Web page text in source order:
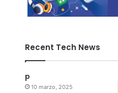
Recent Tech News
p
10 marzo, 2025